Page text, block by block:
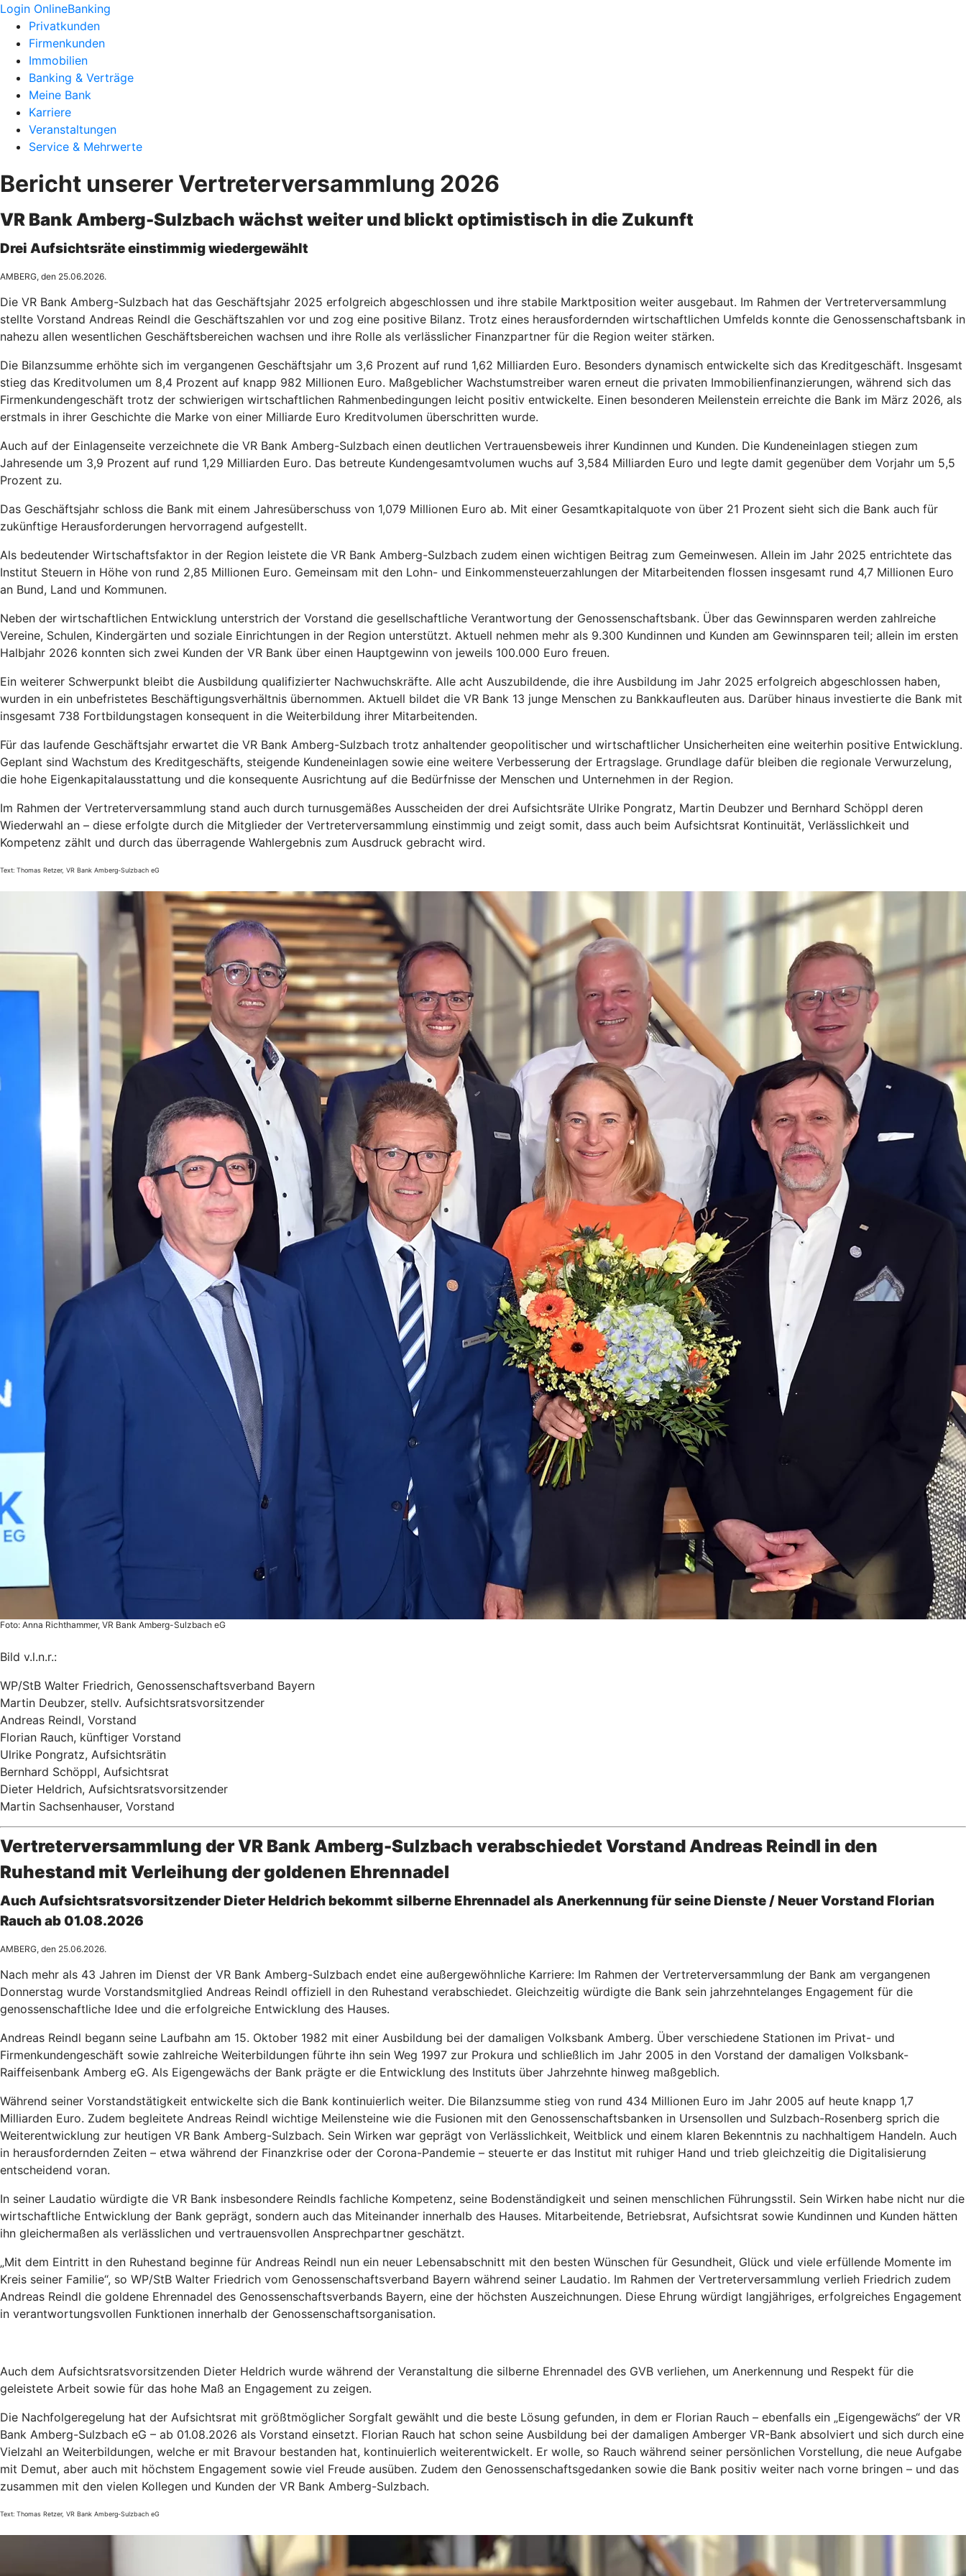
Login OnlineBanking
Privatkunden
Firmenkunden
Immobilien
Banking & Verträge
Meine Bank
Karriere
Veranstaltungen
Service & Mehrwerte
Bericht unserer Vertreterversammlung 2026
VR Bank Amberg-Sulzbach wächst weiter und blickt optimistisch in die Zukunft
Drei Aufsichtsräte einstimmig wiedergewählt
AMBERG, den 25.06.2026.
Die VR Bank Amberg-Sulzbach hat das Geschäftsjahr 2025 erfolgreich abgeschlossen und ihre stabile Marktposition weiter ausgebaut. Im Rahmen der Vertreterversammlung
stellte Vorstand Andreas Reindl die Geschäftszahlen vor und zog eine positive Bilanz. Trotz eines herausfordernden wirtschaftlichen Umfelds konnte die Genossenschaftsbank in
nahezu allen wesentlichen Geschäftsbereichen wachsen und ihre Rolle als verlässlicher Finanzpartner für die Region weiter stärken.
Die Bilanzsumme erhöhte sich im vergangenen Geschäftsjahr um 3,6 Prozent auf rund 1,62 Milliarden Euro. Besonders dynamisch entwickelte sich das Kreditgeschäft. Insgesamt
stieg das Kreditvolumen um 8,4 Prozent auf knapp 982 Millionen Euro. Maßgeblicher Wachstumstreiber waren erneut die privaten Immobilienfinanzierungen, während sich das
Firmenkundengeschäft trotz der schwierigen wirtschaftlichen Rahmenbedingungen leicht positiv entwickelte. Einen besonderen Meilenstein erreichte die Bank im März 2026, als
erstmals in ihrer Geschichte die Marke von einer Milliarde Euro Kreditvolumen überschritten wurde.
Auch auf der Einlagenseite verzeichnete die VR Bank Amberg-Sulzbach einen deutlichen Vertrauensbeweis ihrer Kundinnen und Kunden. Die Kundeneinlagen stiegen zum
Jahresende um 3,9 Prozent auf rund 1,29 Milliarden Euro. Das betreute Kundengesamtvolumen wuchs auf 3,584 Milliarden Euro und legte damit gegenüber dem Vorjahr um 5,5
Prozent zu.
Das Geschäftsjahr schloss die Bank mit einem Jahresüberschuss von 1,079 Millionen Euro ab. Mit einer Gesamtkapitalquote von über 21 Prozent sieht sich die Bank auch für
zukünftige Herausforderungen hervorragend aufgestellt.
Als bedeutender Wirtschaftsfaktor in der Region leistete die VR Bank Amberg-Sulzbach zudem einen wichtigen Beitrag zum Gemeinwesen. Allein im Jahr 2025 entrichtete das
Institut Steuern in Höhe von rund 2,85 Millionen Euro. Gemeinsam mit den Lohn- und Einkommensteuerzahlungen der Mitarbeitenden flossen insgesamt rund 4,7 Millionen Euro
an Bund, Land und Kommunen.
Neben der wirtschaftlichen Entwicklung unterstrich der Vorstand die gesellschaftliche Verantwortung der Genossenschaftsbank. Über das Gewinnsparen werden zahlreiche
Vereine, Schulen, Kindergärten und soziale Einrichtungen in der Region unterstützt. Aktuell nehmen mehr als 9.300 Kundinnen und Kunden am Gewinnsparen teil; allein im ersten
Halbjahr 2026 konnten sich zwei Kunden der VR Bank über einen Hauptgewinn von jeweils 100.000 Euro freuen.
Ein weiterer Schwerpunkt bleibt die Ausbildung qualifizierter Nachwuchskräfte. Alle acht Auszubildende, die ihre Ausbildung im Jahr 2025 erfolgreich abgeschlossen haben,
wurden in ein unbefristetes Beschäftigungsverhältnis übernommen. Aktuell bildet die VR Bank 13 junge Menschen zu Bankkaufleuten aus. Darüber hinaus investierte die Bank mit
insgesamt 738 Fortbildungstagen konsequent in die Weiterbildung ihrer Mitarbeitenden.
Für das laufende Geschäftsjahr erwartet die VR Bank Amberg-Sulzbach trotz anhaltender geopolitischer und wirtschaftlicher Unsicherheiten eine weiterhin positive Entwicklung.
Geplant sind Wachstum des Kreditgeschäfts, steigende Kundeneinlagen sowie eine weitere Verbesserung der Ertragslage. Grundlage dafür bleiben die regionale Verwurzelung,
die hohe Eigenkapitalausstattung und die konsequente Ausrichtung auf die Bedürfnisse der Menschen und Unternehmen in der Region.
Im Rahmen der Vertreterversammlung stand auch durch turnusgemäßes Ausscheiden der drei Aufsichtsräte Ulrike Pongratz, Martin Deubzer und Bernhard Schöppl deren
Wiederwahl an – diese erfolgte durch die Mitglieder der Vertreterversammlung einstimmig und zeigt somit, dass auch beim Aufsichtsrat Kontinuität, Verlässlichkeit und
Kompetenz zählt und durch das überragende Wahlergebnis zum Ausdruck gebracht wird.
Text: Thomas Retzer, VR Bank Amberg-Sulzbach eG
Foto: Anna Richthammer, VR Bank Amberg-Sulzbach eG
Bild v.l.n.r.:
WP/StB Walter Friedrich, Genossenschaftsverband Bayern
Martin Deubzer, stellv. Aufsichtsratsvorsitzender
Andreas Reindl, Vorstand
Florian Rauch, künftiger Vorstand
Ulrike Pongratz, Aufsichtsrätin
Bernhard Schöppl, Aufsichtsrat
Dieter Heldrich, Aufsichtsratsvorsitzender
Martin Sachsenhauser, Vorstand
Vertreterversammlung der VR Bank Amberg-Sulzbach verabschiedet Vorstand Andreas Reindl in den
Ruhestand mit Verleihung der goldenen Ehrennadel
Auch Aufsichtsratsvorsitzender Dieter Heldrich bekommt silberne Ehrennadel als Anerkennung für seine Dienste / Neuer Vorstand Florian
Rauch ab 01.08.2026
AMBERG, den 25.06.2026.
Nach mehr als 43 Jahren im Dienst der VR Bank Amberg-Sulzbach endet eine außergewöhnliche Karriere: Im Rahmen der Vertreterversammlung der Bank am vergangenen
Donnerstag wurde Vorstandsmitglied Andreas Reindl offiziell in den Ruhestand verabschiedet. Gleichzeitig würdigte die Bank sein jahrzehntelanges Engagement für die
genossenschaftliche Idee und die erfolgreiche Entwicklung des Hauses.
Andreas Reindl begann seine Laufbahn am 15. Oktober 1982 mit einer Ausbildung bei der damaligen Volksbank Amberg. Über verschiedene Stationen im Privat- und
Firmenkundengeschäft sowie zahlreiche Weiterbildungen führte ihn sein Weg 1997 zur Prokura und schließlich im Jahr 2005 in den Vorstand der damaligen Volksbank-
Raiffeisenbank Amberg eG. Als Eigengewächs der Bank prägte er die Entwicklung des Instituts über Jahrzehnte hinweg maßgeblich.
Während seiner Vorstandstätigkeit entwickelte sich die Bank kontinuierlich weiter. Die Bilanzsumme stieg von rund 434 Millionen Euro im Jahr 2005 auf heute knapp 1,7
Milliarden Euro. Zudem begleitete Andreas Reindl wichtige Meilensteine wie die Fusionen mit den Genossenschaftsbanken in Ursensollen und Sulzbach-Rosenberg sprich die
Weiterentwicklung zur heutigen VR Bank Amberg-Sulzbach. Sein Wirken war geprägt von Verlässlichkeit, Weitblick und einem klaren Bekenntnis zu nachhaltigem Handeln. Auch
in herausfordernden Zeiten – etwa während der Finanzkrise oder der Corona-Pandemie – steuerte er das Institut mit ruhiger Hand und trieb gleichzeitig die Digitalisierung
entscheidend voran.
In seiner Laudatio würdigte die VR Bank insbesondere Reindls fachliche Kompetenz, seine Bodenständigkeit und seinen menschlichen Führungsstil. Sein Wirken habe nicht nur die
wirtschaftliche Entwicklung der Bank geprägt, sondern auch das Miteinander innerhalb des Hauses. Mitarbeitende, Betriebsrat, Aufsichtsrat sowie Kundinnen und Kunden hätten
ihn gleichermaßen als verlässlichen und vertrauensvollen Ansprechpartner geschätzt.
„Mit dem Eintritt in den Ruhestand beginne für Andreas Reindl nun ein neuer Lebensabschnitt mit den besten Wünschen für Gesundheit, Glück und viele erfüllende Momente im
Kreis seiner Familie“, so WP/StB Walter Friedrich vom Genossenschaftsverband Bayern während seiner Laudatio. Im Rahmen der Vertreterversammlung verlieh Friedrich zudem
Andreas Reindl die goldene Ehrennadel des Genossenschaftsverbands Bayern, eine der höchsten Auszeichnungen. Diese Ehrung würdigt langjähriges, erfolgreiches Engagement
in verantwortungsvollen Funktionen innerhalb der Genossenschaftsorganisation.
Auch dem Aufsichtsratsvorsitzenden Dieter Heldrich wurde während der Veranstaltung die silberne Ehrennadel des GVB verliehen, um Anerkennung und Respekt für die
geleistete Arbeit sowie für das hohe Maß an Engagement zu zeigen.
Die Nachfolgeregelung hat der Aufsichtsrat mit größtmöglicher Sorgfalt gewählt und die beste Lösung gefunden, in dem er Florian Rauch – ebenfalls ein „Eigengewächs“ der VR
Bank Amberg-Sulzbach eG – ab 01.08.2026 als Vorstand einsetzt. Florian Rauch hat schon seine Ausbildung bei der damaligen Amberger VR-Bank absolviert und sich durch eine
Vielzahl an Weiterbildungen, welche er mit Bravour bestanden hat, kontinuierlich weiterentwickelt. Er wolle, so Rauch während seiner persönlichen Vorstellung, die neue Aufgabe
mit Demut, aber auch mit höchstem Engagement sowie viel Freude ausüben. Zudem den Genossenschaftsgedanken sowie die Bank positiv weiter nach vorne bringen – und das
zusammen mit den vielen Kollegen und Kunden der VR Bank Amberg-Sulzbach.
Text: Thomas Retzer, VR Bank Amberg-Sulzbach eG